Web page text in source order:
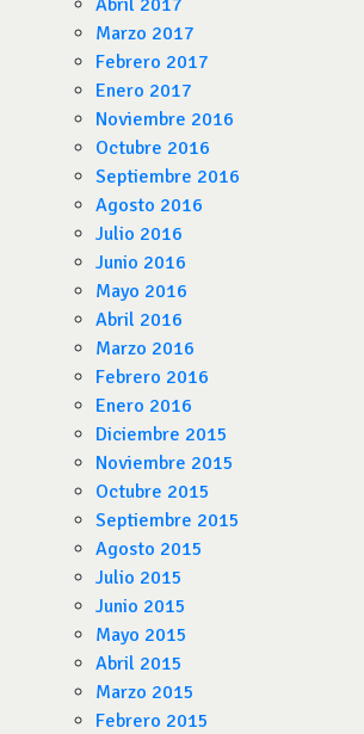
Abril 2017
Marzo 2017
Febrero 2017
Enero 2017
Noviembre 2016
Octubre 2016
Septiembre 2016
Agosto 2016
Julio 2016
Junio 2016
Mayo 2016
Abril 2016
Marzo 2016
Febrero 2016
Enero 2016
Diciembre 2015
Noviembre 2015
Octubre 2015
Septiembre 2015
Agosto 2015
Julio 2015
Junio 2015
Mayo 2015
Abril 2015
Marzo 2015
Febrero 2015